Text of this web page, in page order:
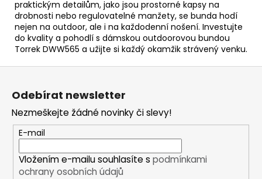
praktickým detailům, jako jsou prostorné kapsy na
drobnosti nebo regulovatelné manžety, se bunda hodí
nejen na outdoor, ale i na každodenní nošení. Investujte
do kvality a pohodlí s dámskou outdoorovou bundou
Torrek DWW565 a užijte si každý okamžik strávený venku.
Z
Odebírat newsletter
Nezmeškejte žádné novinky či slevy!
E-mail
Vložením e-mailu souhlasíte s podmínkami
ochrany osobních údajů